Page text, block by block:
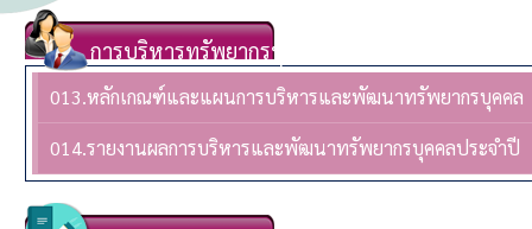
การบริหารทรัพยากรบุคล
013.หลักเกณฑ์และแผนการบริหารและพัฒนาทรัพยากรบุคคล
014.รายงานผลการบริหารและพัฒนาทรัพยากรบุคคลประจําปี